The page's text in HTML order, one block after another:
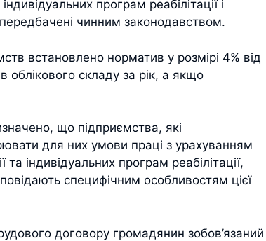
програм реабілітації і
передбачені чинним законодавством.
встановлено норматив у розмірі 4% від
облікового складу за рік, а якщо
що підприємства, які
для них умови праці з урахуванням
індивідуальних програм реабілітації,
специфічним особливостям цієї
договору громадянин зобов’язаний